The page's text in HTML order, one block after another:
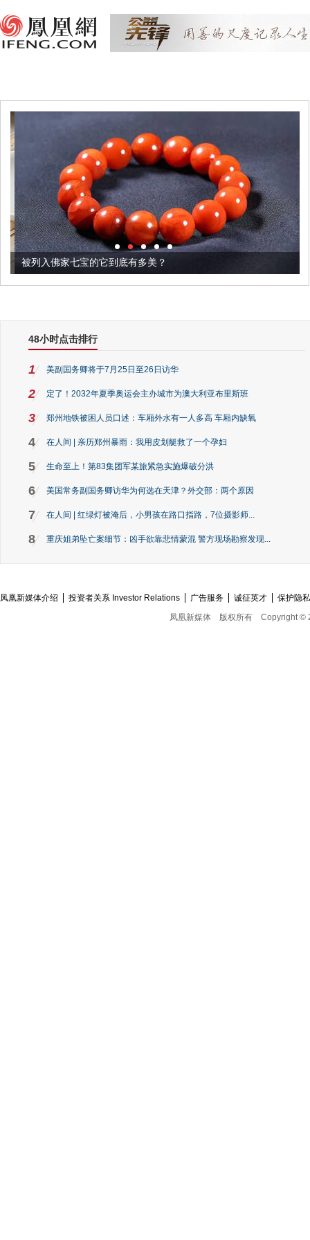
被列入佛家七宝的它到底有多美？
48小时点击排行
1 美副国务卿将于7月25日至26日访华
2 定了！2032年夏季奥运会主办城市为澳大利亚布里斯班
3 郑州地铁被困人员口述：车厢外水有一人多高 车厢内缺氧
4 在人间 | 亲历郑州暴雨：我用皮划艇救了一个孕妇
5 生命至上！第83集团军某旅紧急实施爆破分洪
6 美国常务副国务卿访华为何选在天津？外交部：两个原因
7 在人间 | 红绿灯被淹后，小男孩在路口指路，7位摄影师...
8 重庆姐弟坠亡案细节：凶手欲靠悲情蒙混 警方现场勘察发现...
凤凰新媒体介绍 投资者关系 Investor Relations 广告服务 诚征英才
保护隐
凤凰新媒体
版权所有 Copyright ©